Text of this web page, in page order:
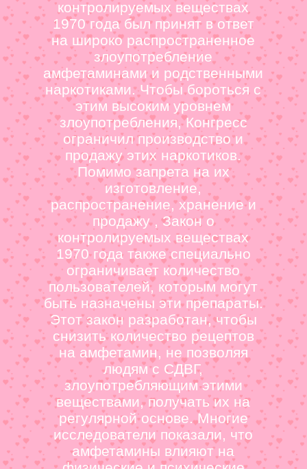
контролируемых веществах
1970 года был принят в ответ
на широко распространенное
злоупотребление
амфетаминами и родственными
наркотиками. Чтобы бороться с
этим высоким уровнем
злоупотребления, Конгресс
ограничил производство и
продажу этих наркотиков.
Помимо запрета на их
изготовление,
распространение, хранение и
продажу , Закон о
контролируемых веществах
1970 года также специально
ограничивает количество
пользователей, которым могут
быть назначены эти препараты.
Этот закон разработан, чтобы
снизить количество рецептов
на амфетамин, не позволяя
людям с СДВГ,
злоупотребляющим этими
веществами, получать их на
регулярной основе. Многие
исследователи показали, что
амфетамины влияют на